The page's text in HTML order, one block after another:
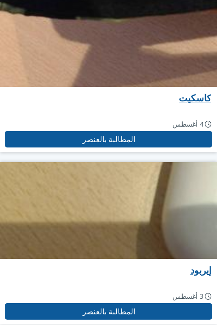
كاسكيت
4 أغسطس
المطالبة بالعنصر
إيربود
3 أغسطس
المطالبة بالعنصر